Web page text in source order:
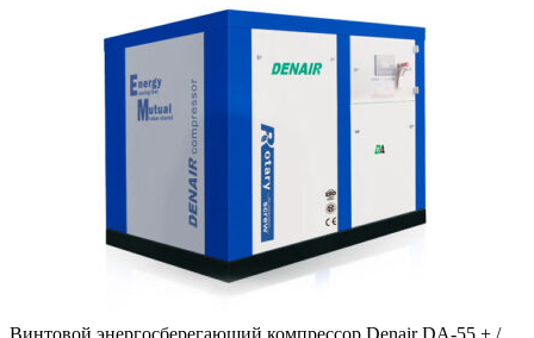
Винтовой энергосберегающий компрессор Denair DA-55 + /